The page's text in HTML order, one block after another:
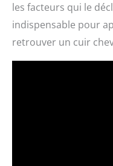
les facteurs qui le
indispensable pour
retrouver un cuir